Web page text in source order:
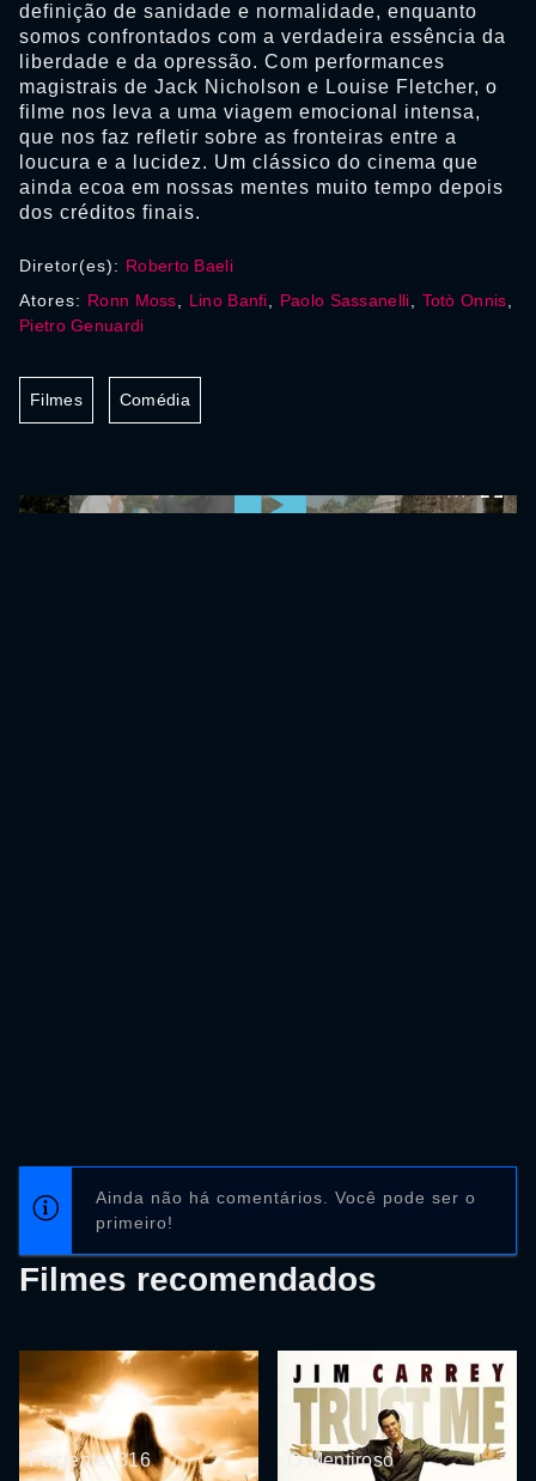
definição de sanidade e normalidade, enquanto
somos confrontados com a verdadeira essência da
liberdade e da opressão. Com performances
magistrais de Jack Nicholson e Louise Fletcher, o
filme nos leva a uma viagem emocional intensa,
que nos faz refletir sobre as fronteiras entre a
loucura e a lucidez. Um clássico do cinema que
ainda ecoa em nossas mentes muito tempo depois
dos créditos finais.
Diretor(es): Roberto Baeli
Atores: Ronn Moss Lino Banfi Paolo Sassanelli Totò Onnis
Pietro Genuardi
Filmes Comédia
Ainda não há comentários. Você pode ser o
primeiro!
Filmes recomendados
Paciente, 316 O Mentiroso